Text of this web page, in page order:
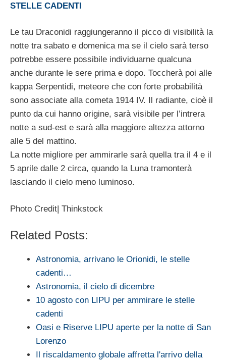
STELLE CADENTI
Le tau Draconidi raggiungeranno il picco di visibilità la
notte tra sabato e domenica ma se il cielo sarà terso
potrebbe essere possibile individuarne qualcuna
anche durante le sere prima e dopo. Toccherà poi alle
kappa Serpentidi, meteore che con forte probabilità
sono associate alla cometa 1914 IV. Il radiante, cioè il
punto da cui hanno origine, sarà visibile per l’intrera
notte a sud-est e sarà alla maggiore altezza attorno
alle 5 del mattino.
La notte migliore per ammirarle sarà quella tra il 4 e il
5 aprile dalle 2 circa, quando la Luna tramonterà
lasciando il cielo meno luminoso.
Photo Credit| Thinkstock
Related Posts:
Astronomia, arrivano le Orionidi, le stelle
cadenti…
Astronomia, il cielo di dicembre
10 agosto con LIPU per ammirare le stelle
cadenti
Oasi e Riserve LIPU aperte per la notte di San
Lorenzo
Il riscaldamento globale affretta l'arrivo della